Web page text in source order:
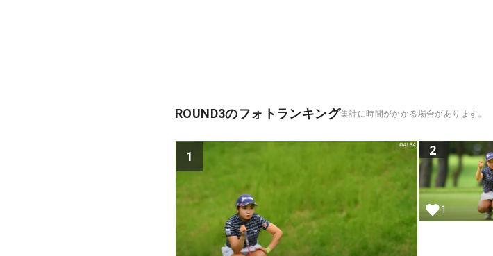
ROUND3のフォトランキング集計に時間がかかる場合があります。
1 2
1